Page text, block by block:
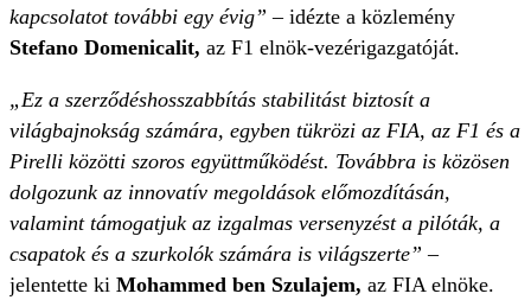
kapcsolatot további egy évig”– idézte a közlemény
Stefano Domenicalit, az F1 elnök-vezérigazgatóját.
„Ez a szerződéshosszabbítás stabilitást biztosít a
világbajnokság számára, egyben tükrözi az FIA, az F1 és a
Pirelli közötti szoros együttműködést. Továbbra is közösen
dolgozunk az innovatív megoldások előmozdításán,
valamint támogatjuk az izgalmas versenyzést a pilóták, a
csapatok és a szurkolók számára is világszerte” –
jelentette ki Mohammed ben Szulajem, az FIA elnöke.